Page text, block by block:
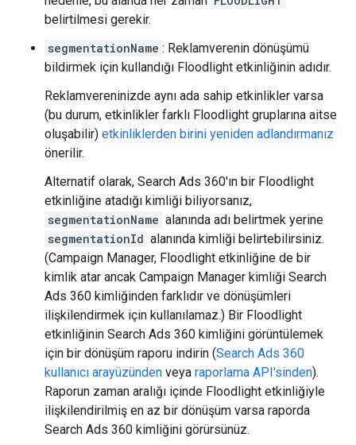
belirtilmesi gerekir.
segmentationName : Reklamverenin dönüşümü
bildirmek için kullandığı Floodlight etkinliğinin adıdır.
Reklamvereninizde aynı ada sahip etkinlikler varsa
(bu durum, etkinlikler farklı Floodlight gruplarına aitse
oluşabilir) etkinliklerden birini yeniden adlandırmanız
önerilir.
Alternatif olarak, Search Ads 360'ın bir Floodlight
etkinliğine atadığı kimliği biliyorsanız,
segmentationName alanında adı belirtmek yerine
segmentationId alanında kimliği belirtebilirsiniz.
(Campaign Manager, Floodlight etkinliğine de bir
kimlik atar ancak Campaign Manager kimliği Search
Ads 360 kimliğinden farklıdır ve dönüşümleri
ilişkilendirmek için kullanılamaz.) Bir Floodlight
etkinliğinin Search Ads 360 kimliğini görüntülemek
için bir dönüşüm raporu indirin (Search Ads 360
kullanıcı arayüzünden veya raporlama API'sinden).
Raporun zaman aralığı içinde Floodlight etkinliğiyle
ilişkilendirilmiş en az bir dönüşüm varsa raporda
Search Ads 360 kimliğini görürsünüz.